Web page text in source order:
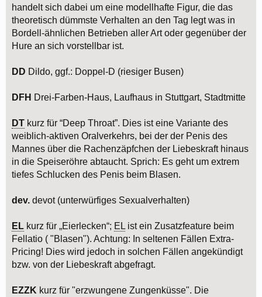
handelt sich dabei um eine modellhafte Figur, die das
theoretisch dümmste Verhalten an den Tag legt was in
Bordell-ähnlichen Betrieben aller Art oder gegenüber der
Hure an sich vorstellbar ist.
DD Dildo, ggf.: Doppel-D (riesiger Busen)
DFH Drei-Farben-Haus, Laufhaus in Stuttgart, Stadtmitte
DT kurz für “Deep Throat”. Dies ist eine Variante des
weiblich-aktiven Oralverkehrs, bei der der Penis des
Mannes über die Rachenzäpfchen der Liebeskraft hinaus
in die Speiseröhre abtaucht. Sprich: Es geht um extrem
tiefes Schlucken des Penis beim Blasen.
dev. devot (unterwürfiges Sexualverhalten)
EL kurz für „Eierlecken“; EL ist ein Zusatzfeature beim
Fellatio ( "Blasen"). Achtung: In seltenen Fällen Extra-
Pricing! Dies wird jedoch in solchen Fällen angekündigt
bzw. von der Liebeskraft abgefragt.
EZZK kurz für "erzwungene Zungenküsse". Die